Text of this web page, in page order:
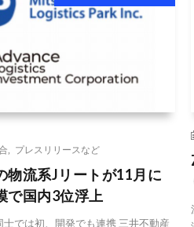
プレスリリースなど
物流系Jリートが11月に
で国内3位浮上
では初、開発でも連携 三井不動産